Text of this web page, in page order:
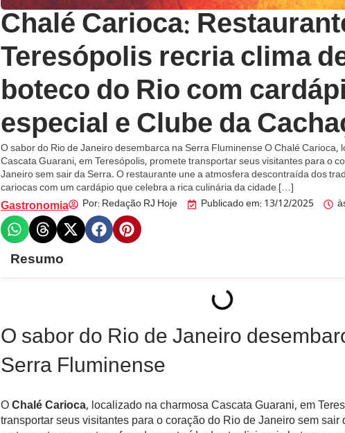
Chalé Carioca:
Teresópolis recria clima
boteco do Rio com
especial e Clube da
O sabor do Rio de Janeiro desembarca na Serra Fluminense O Chalé Carioca,
Cascata Guarani, em Teresópolis, promete transportar seus visitantes para o
Janeiro sem sair da Serra. O restaurante une a atmosfera descontraída dos
cariocas com um cardápio que celebra a rica culinária da cidade […]
Gastronomia Por: Redação RJ Hoje Publicado em: 13/12/2025
Resumo
O sabor do Rio de Janeiro
Serra Fluminense
OChalé Carioca, localizado na charmosa Cascata Guarani, em
transportar seus visitantes para o coração do Rio de Janeiro sem sair